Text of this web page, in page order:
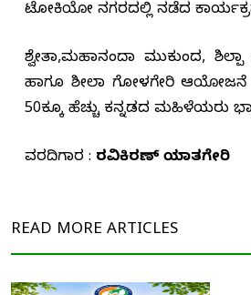
ಟೋಕಿಯೋ ನಗರದಲ್ಲಿ ನಡೆದ
ಶ್ವೇತಾ,ಮಹಾನಂದಾ ಮುಕುಂದ,
ಹಾಗೂ ಶೀಲಾ ಗೋಳಗೇರಿ ಆಯೋಜನೆ
50ಕ್ಕೂ ಹೆಚ್ಚು ಕನ್ನಡದ ಮಹಿಳೆಯರು
ವರದಿಗಾರ : ರವಿಕಿರಣ್ ಯಾತಗೇರಿ
READ MORE ARTICLES